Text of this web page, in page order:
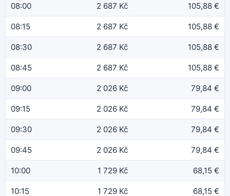
08:00 2 687 Kč 105,88 €
08:15 2 687 Kč 105,88 €
08:30 2 687 Kč 105,88 €
08:45 2 687 Kč 105,88 €
09:00 2 026 Kč 79,84 €
09:15 2 026 Kč 79,84 €
09:30 2 026 Kč 79,84 €
09:45 2 026 Kč 79,84 €
10:00 1 729 Kč 68,15 €
10:15 1 729 Kč 68,15 €